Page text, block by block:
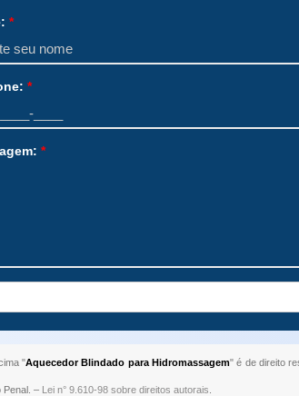
*
*
*
"Aquecedor Blindado para Hidromassagem" é de direito
Penal. – Lei n° 9.610-98 sobre direitos autorais